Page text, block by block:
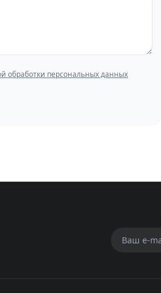
обработки персональных данных